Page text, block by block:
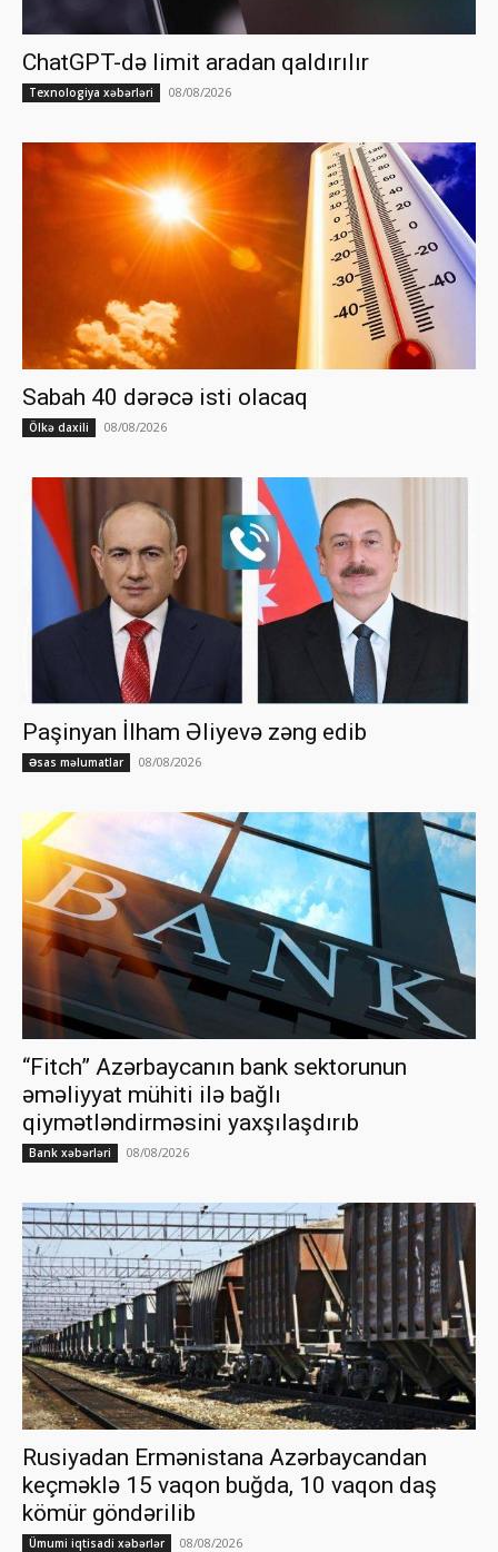
ChatGPT-də limit aradan qaldırılır
Texnologiya xəbərləri 08/08/2026
Sabah 40 dərəcə isti olacaq
Ölkə daxili 08/08/2026
Paşinyan İlham Əliyevə zəng edib
Əsas məlumatlar 08/08/2026
“Fitch” Azərbaycanın bank sektorunun
əməliyyat mühiti ilə bağlı
qiymətləndirməsini yaxşılaşdırıb
Bank xəbərləri 08/08/2026
Rusiyadan Ermənistana Azərbaycandan
keçməklə 15 vaqon buğda, 10 vaqon daş
kömür göndərilib
Ümumi iqtisadi xəbərlər 08/08/2026